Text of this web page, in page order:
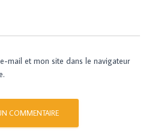
mail et mon site dans le navigateur